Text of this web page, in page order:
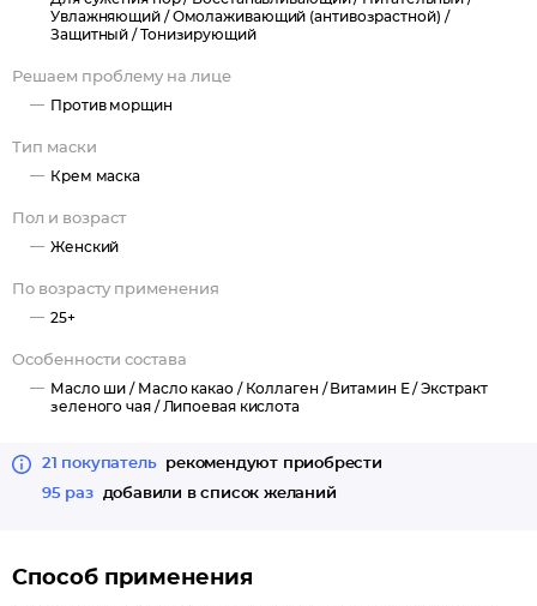
Увлажняющий /Омолаживающий (антивозрастной) /
Защитный /Тонизирующий
Решаем проблему на лице
Против морщин
Тип маски
Крем маска
Пол и возраст
Женский
По возрасту применения
25+
Особенности состава
Масло ши / Масло какао / Коллаген / Витамин Е /Экстракт
зеленого чая / Липоевая кислота
21 покупатель
рекомендуют приобрести
95 раз
добавили в список желаний
Способ применения